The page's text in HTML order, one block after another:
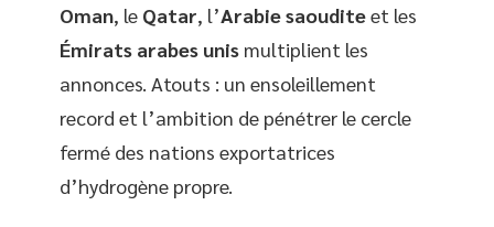
Oman, le Qatar, l’Arabie saouditeet les
Émirats arabes unis multiplient les
annonces. Atouts : un ensoleillement
record et l’ambition de pénétrer le cercle
fermé des nations exportatrices
d’hydrogène propre.